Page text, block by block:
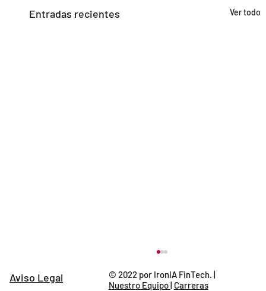
Entradas recientes Ver todo
© 2022 por IronIA FinTech. |
Nuestro Equipo| Carreras
Aviso Legal